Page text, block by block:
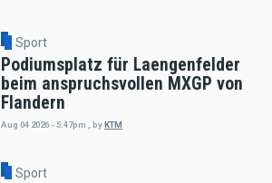
Sport
Podiumsplatz für Laengenfelder
beim anspruchsvollen MXGP von
Flandern
Aug 04 2026 - 5:47pm byKTM
Sport